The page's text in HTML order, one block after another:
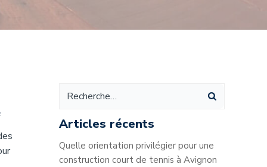
Articles récents
Quelle orientation privilégier pour une
construction court de tennis à Avignon